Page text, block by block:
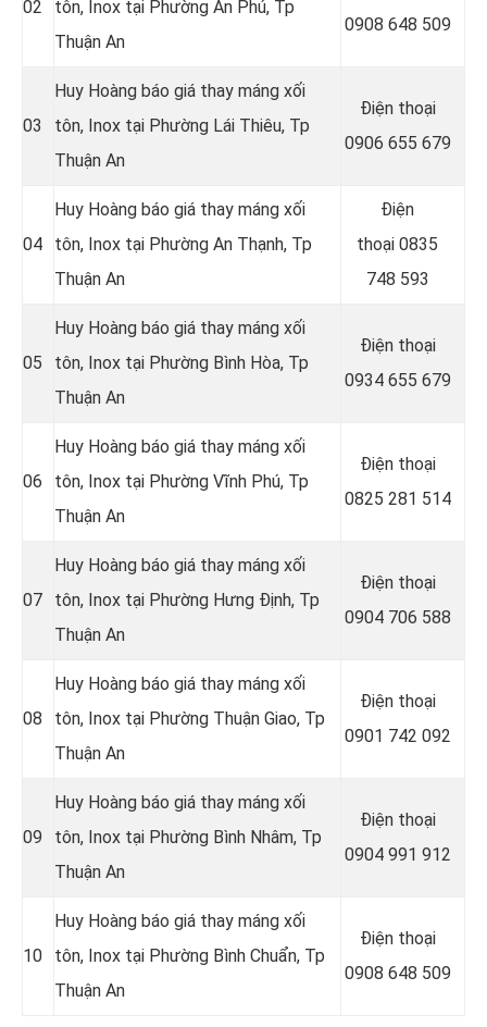
02
tôn, Inox tại Phường An Phú, Tp
Thuận An
0908 648 509
03
Huy Hoàng báo giá thay máng xối
tôn, Inox tại Phường Lái Thiêu, Tp
Thuận An
Điện thoại
0906 655 679
04
Huy Hoàng báo giá thay máng xối
tôn, Inox tại Phường An Thạnh, Tp
Thuận An
Điện
thoại 0835
748 593
05
Huy Hoàng báo giá thay máng xối
tôn, Inox tại Phường Bình Hòa, Tp
Thuận An
Điện thoại
0934 655 679
06
Huy Hoàng báo giá thay máng xối
tôn, Inox tại Phường Vĩnh Phú, Tp
Thuận An
Điện thoại
0825 281 514
07
Huy Hoàng báo giá thay máng xối
tôn, Inox tại Phường Hưng Định, Tp
Thuận An
Điện thoại
0904 706 588
08
Huy Hoàng báo giá thay máng xối
tôn, Inox tại Phường Thuận Giao, Tp
Thuận An
Điện thoại
0901 742 092
09
Huy Hoàng báo giá thay máng xối
tôn, Inox tại Phường Bình Nhâm, Tp
Thuận An
Điện thoại
0904 991 912
10
Huy Hoàng báo giá thay máng xối
tôn, Inox tại Phường Bình Chuẩn, Tp
Thuận An
Điện thoại
0908 648 509